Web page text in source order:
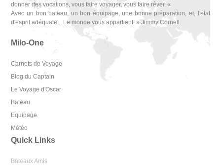
donner des vocations, vous faire voyager, vous faire rêver. «
Avec un bon bateau, un bon équipage, une bonne préparation, et, l'état
d'esprit adéquate... Le monde vous appartient! » Jimmy Cornell.
Milo-One
Carnets de Voyage
Blog du Captain
Le Voyage d'Oscar
Bateau
Equipage
Météo
Quick Links
Bateaux Amis